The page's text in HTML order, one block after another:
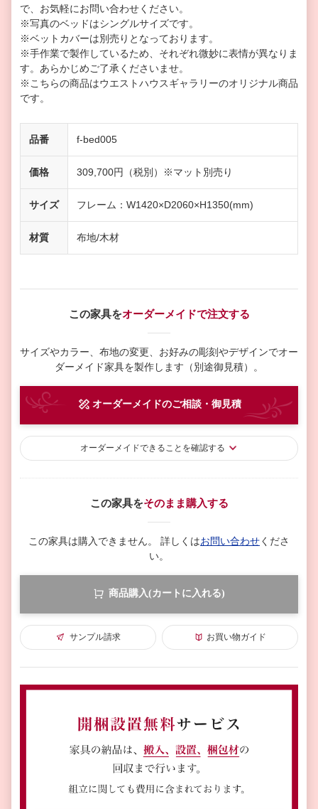
で、お気軽にお問い合わせください。
※写真のベッドはシングルサイズです。
※ベットカバーは別売りとなっております。
※手作業で製作しているため、それぞれ微妙に表情が異なりま
す。あらかじめご了承くださいませ。
※こちらの商品はウエストハウスギャラリーのオリジナル商品
です。
品番 f-bed005
価格 309,700円（税別）※マット別売り
サイズ フレーム：W1420×D2060×H1350(mm)
材質 布地/木材
この家具をオーダーメイドで注文する
サイズやカラー、布地の変更、お好みの彫刻やデザインでオー
ダーメイド家具を製作します（別途御見積）。
オーダーメイドのご相談・御見積
オーダーメイドできることを確認する
この家具をそのまま購入する
この家具は購入できません。 詳しくはお問い合わせくださ
い。
商品購入(カートに入れる)
サンプル請求 お買い物ガイド